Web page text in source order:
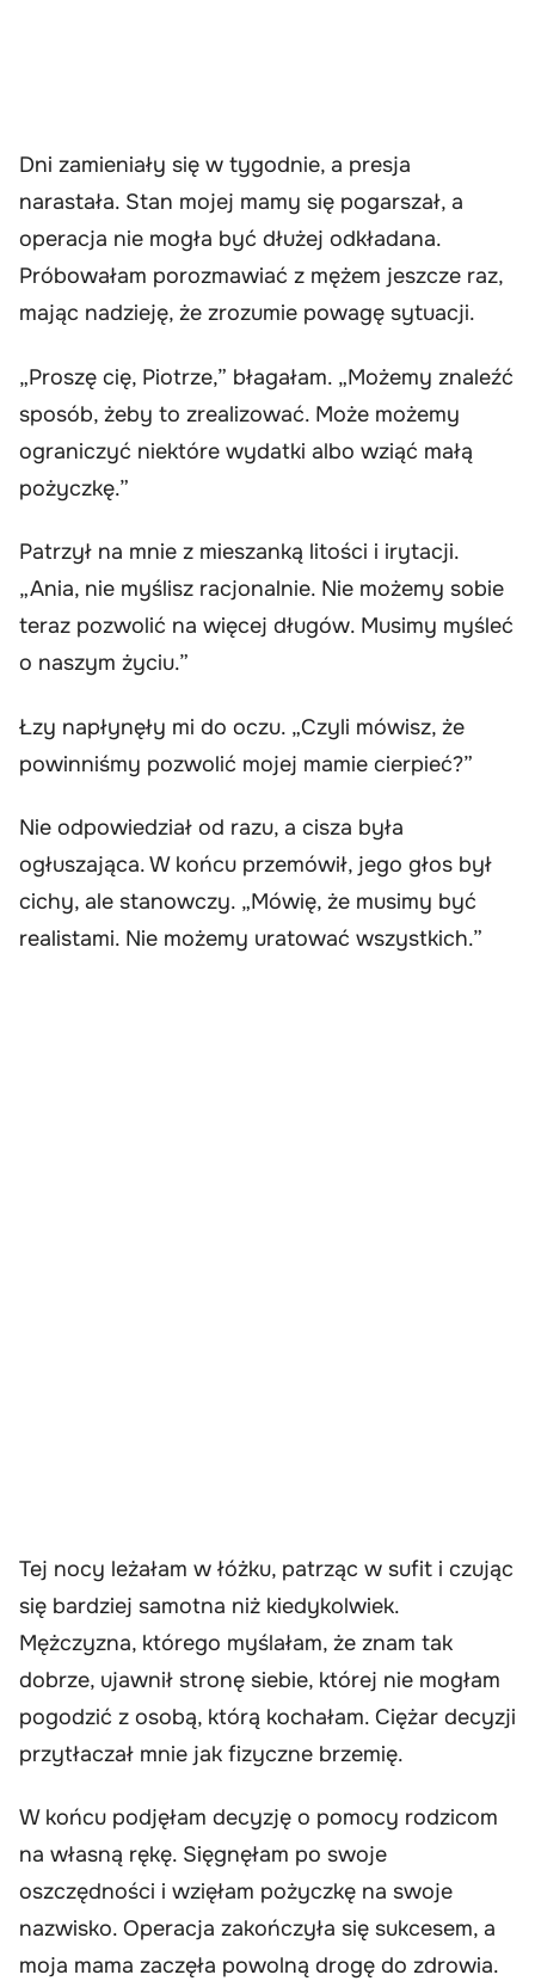
Dni zamieniały się w tygodnie, a presja
narastała. Stan mojej mamy się pogarszał, a
operacja nie mogła być dłużej odkładana.
Próbowałam porozmawiać z mężem jeszcze raz,
mając nadzieję, że zrozumie powagę sytuacji.
„Proszę cię, Piotrze,” błagałam. „Możemy znaleźć
sposób, żeby to zrealizować. Może możemy
ograniczyć niektóre wydatki albo wziąć małą
pożyczkę.”
Patrzył na mnie z mieszanką litości i irytacji.
„Ania, nie myślisz racjonalnie. Nie możemy sobie
teraz pozwolić na więcej długów. Musimy myśleć
o naszym życiu.”
Łzy napłynęły mi do oczu. „Czyli mówisz, że
powinniśmy pozwolić mojej mamie cierpieć?”
Nie odpowiedział od razu, a cisza była
ogłuszająca. W końcu przemówił, jego głos był
cichy, ale stanowczy. „Mówię, że musimy być
realistami. Nie możemy uratować wszystkich.”
Tej nocy leżałam w łóżku, patrząc w sufit i czując
się bardziej samotna niż kiedykolwiek.
Mężczyzna, którego myślałam, że znam tak
dobrze, ujawnił stronę siebie, której nie mogłam
pogodzić z osobą, którą kochałam. Ciężar decyzji
przytłaczał mnie jak fizyczne brzemię.
W końcu podjęłam decyzję o pomocy rodzicom
na własną rękę. Sięgnęłam po swoje
oszczędności i wzięłam pożyczkę na swoje
nazwisko. Operacja zakończyła się sukcesem, a
moja mama zaczęła powolną drogę do zdrowia.